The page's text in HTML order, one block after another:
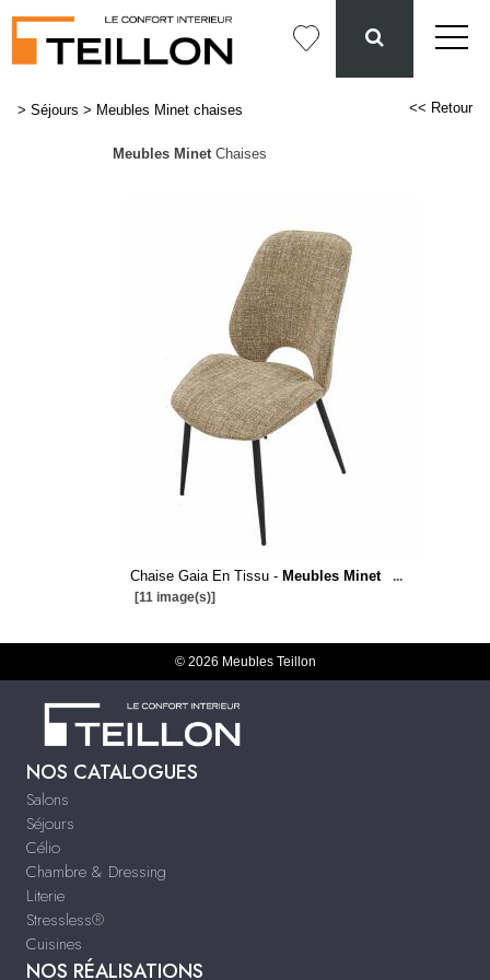
> Séjours > Meubles Minet chaises << Retour
Meubles MinetChaises
Chaise Gaia En Tissu - Meubles Minet
...
[11 image(s)]
© 2026 Meubles Teillon
NOS CATALOGUES
Salons
Séjours
Célio
Chambre & Dressing
Literie
Stressless®
Cuisines
NOS RÉALISATIONS